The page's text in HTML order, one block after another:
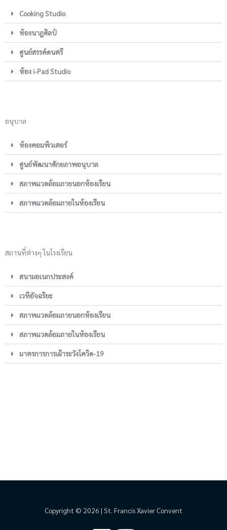
Cooking Studio
ห้องนาฎศิลป์
ศูนย์สรรค์ดนตรี
ห้อง i-Pad Studio
อนุบาล
ห้องคอมพิวเตอร์
ศูนย์พัฒนาศักยภาพอนุบาล
สภาพแวดล้อมภายนอกห้องเรียน
สภาพแวดล้อมภายในห้องเรียน
สถานที่ต่างๆ ในโรงเรียน
สนามอเนกประสงค์
เวทีอัจฉริยะ
สภาพแวดล้อมภายนอกห้องเรียน
สภาพแวดล้อมภายในห้องเรียน
มาตรการการเฝ้าระวังโควิด-19
Copyright © 2026 | St. Francis Xavier Convent